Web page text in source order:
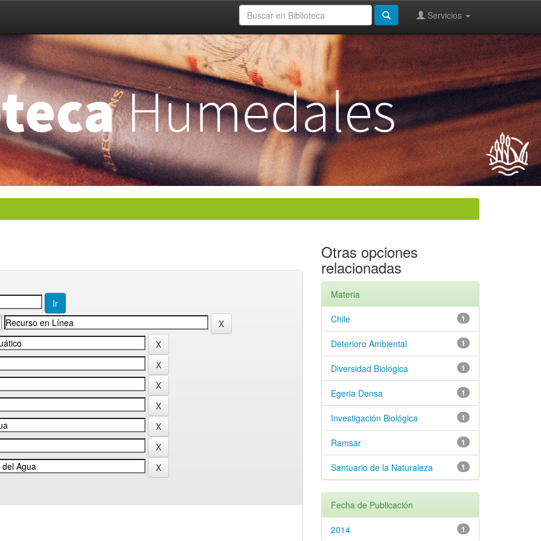
Servicios
Otras opciones
relacionadas
Materia
1
Chile
1
Deterioro Ambiental
1
Diversidad Biológica
1
Egeria Densa
1
Investigación Biológica
1
Ramsar
1
Santuario de la Naturaleza
Fecha de Publicación
1
2014